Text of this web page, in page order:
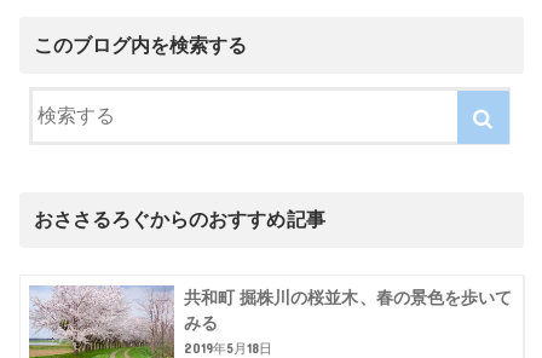
このブログ内を検索する
おささるろぐからのおすすめ記事
共和町 掘株川の桜並木、春の景色を歩いて
みる
2019年5月18日